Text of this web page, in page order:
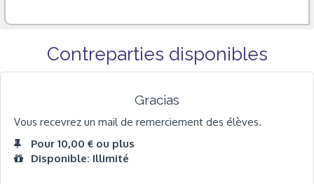
Contreparties disponibles
Gracias
Vous recevrez un mail de remerciement des élèves.
Pour 10,00 € ou plus
Disponible: Illimité